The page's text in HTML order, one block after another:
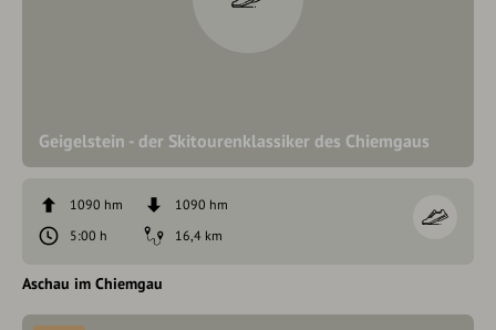
Geigelstein - der Skitourenklassiker des Chiemgaus
1090 hm
1090 hm
5:00 h
16,4 km
Aschau im Chiemgau